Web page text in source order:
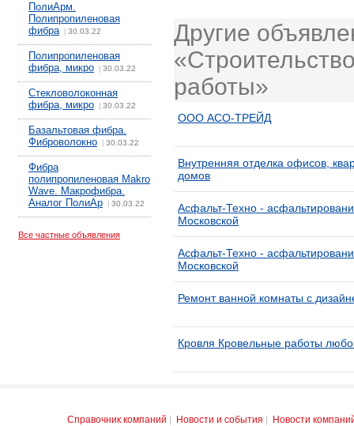
ПолиАрм.
Полипропиленовая
фибра| 30.03.22
Полипропиленовая
фибра, микро
30.03.22
Стекловолоконная
фибра, микро
30.03.22
Базальтовая фибра.
Фиброволокно
30.03.22
Фибра
полипропиленовая Makro
Wave. Макрофибра.
Аналог ПолиАр
30.03.22
Все частные объявления
Другие
работы»
ООО АСО-ТРЕЙД
Внутренняя отделка офисов,
домов
Асфальт-Техно -
Московской
Асфальт-Техно -
Московской
Ремонт ванной комнаты с
Кровля Кровельные работы
Справочник компаний Новости и события Новости